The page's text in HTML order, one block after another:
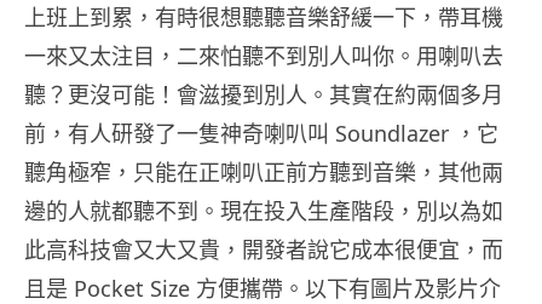
上班上到累，有時很想聽聽音樂舒緩一下，帶耳機
一來又太注目，二來怕聽不到別人叫你。用喇叭去
聽？更沒可能！會滋擾到別人。其實在約兩個多月
前，有人研發了一隻神奇喇叭叫 Soundlazer ，它
聽角極窄，只能在正喇叭正前方聽到音樂，其他兩
邊的人就都聽不到。現在投入生產階段，別以為如
此高科技會又大又貴，開發者說它成本很便宜，而
且是 Pocket Size 方便攜帶。以下有圖片及影片介